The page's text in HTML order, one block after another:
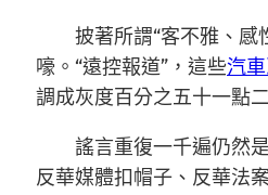
披著所謂“客不雅、感
嚎。“遠控報道”，這些汽
調成灰度百分之五十一點
謠言重復一千遍仍然
反華媒體扣帽子、反華法